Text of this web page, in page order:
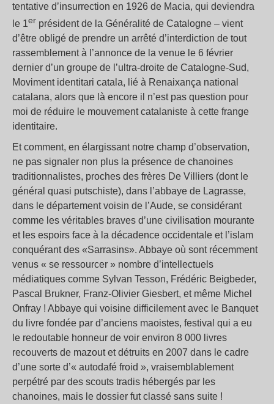
tentative d’insurrection en 1926 de Macia, qui deviendra
le 1er président de la Généralité de Catalogne – vient
d’être obligé de prendre un arrêté d’interdiction de tout
rassemblement à l’annonce de la venue le 6 février
dernier d’un groupe de l’ultra-droite de Catalogne-Sud,
Moviment identitari catala, lié à Renaixança national
catalana, alors que là encore il n’est pas question pour
moi de réduire le mouvement catalaniste à cette frange
identitaire.
Et comment, en élargissant notre champ d’observation,
ne pas signaler non plus la présence de chanoines
traditionnalistes, proches des frères De Villiers (dont le
général quasi putschiste), dans l’abbaye de Lagrasse,
dans le département voisin de l’Aude, se considérant
comme les véritables braves d’une civilisation mourante
et les espoirs face à la décadence occidentale et l’islam
conquérant des «Sarrasins». Abbaye où sont récemment
venus « se ressourcer » nombre d’intellectuels
médiatiques comme Sylvan Tesson, Frédéric Beigbeder,
Pascal Brukner, Franz-Olivier Giesbert, et même Michel
Onfray ! Abbaye qui voisine difficilement avec le Banquet
du livre fondée par d’anciens maoistes, festival qui a eu
le redoutable honneur de voir environ 8 000 livres
recouverts de mazout et détruits en 2007 dans le cadre
d’une sorte d’« autodafé froid », vraisemblablement
perpétré par des scouts tradis hébergés par les
chanoines, mais le dossier fut classé sans suite !